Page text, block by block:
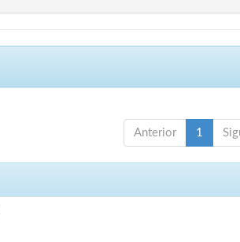
Anterior 1